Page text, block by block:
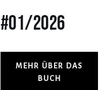
#01/2026
MEHR ÜBER DAS
BUCH